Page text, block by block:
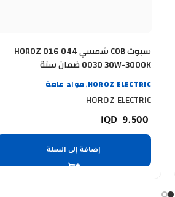
سبوت COB شمسي HOROZ 016 044
0030 30W-3000K ضمان سنة
HOROZ ELECTRIC
, مواد عامة
HOROZ ELECTRIC
9.500
إضافة إلى السلة